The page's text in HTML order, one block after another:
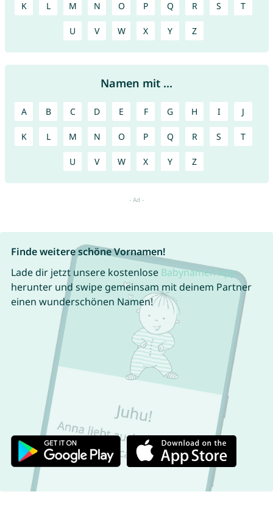
K L M N O P Q R S T
U V W X Y Z
Namen mit ...
A B C D E F G H I J
K L M N O P Q R S T
U V W X Y Z
Finde weitere schöne Vornamen!
Lade dir jetzt unsere kostenlose Babynamen App
herunter und swipe gemeinsam mit deinem Partner
einen wunderschönen Namen!